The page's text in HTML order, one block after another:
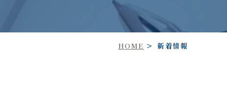
HOME 新着情報